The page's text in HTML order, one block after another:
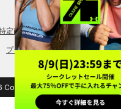
タイツ
定商取引法に基づく通販の表記
プライバシーポリシー
Copyright DOME Corporation.